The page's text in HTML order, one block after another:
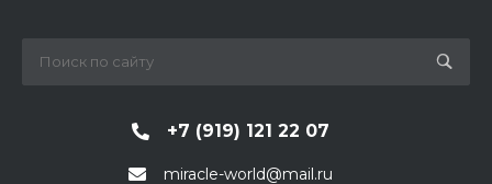
+7 (919) 121 22 07
miracle-world@mail.ru